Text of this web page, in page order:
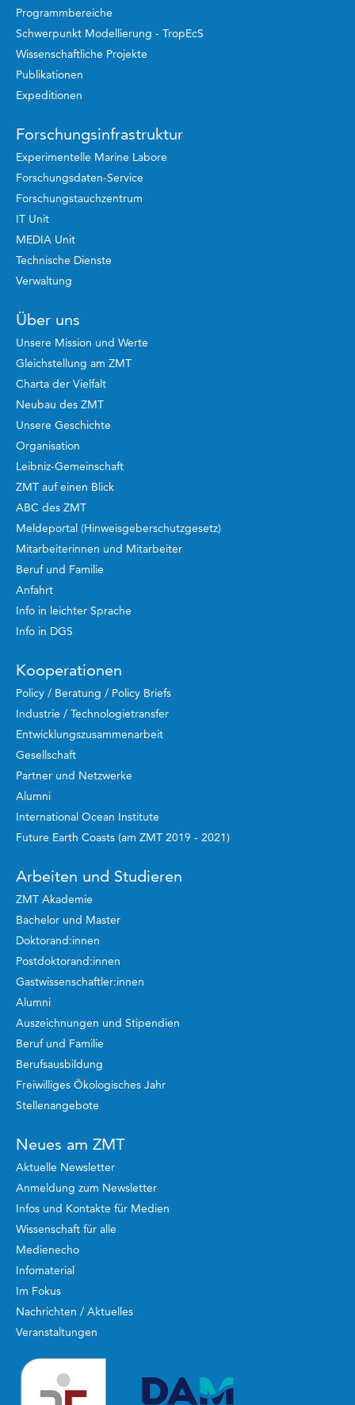
Programmbereiche
Schwerpunkt Modellierung - TropEcS
Wissenschaftliche Projekte
Publikationen
Expeditionen
Forschungsinfrastruktur
Experimentelle Marine Labore
Forschungsdaten-Service
Forschungstauchzentrum
IT Unit
MEDIA Unit
Technische Dienste
Verwaltung
Über uns
Unsere Mission und Werte
Gleichstellung am ZMT
Charta der Vielfalt
Neubau des ZMT
Unsere Geschichte
Organisation
Leibniz-Gemeinschaft
ZMT auf einen Blick
ABC des ZMT
Meldeportal (Hinweisgeberschutzgesetz)
Mitarbeiterinnen und Mitarbeiter
Beruf und Familie
Anfahrt
Info in leichter Sprache
Info in DGS
Kooperationen
Policy / Beratung / Policy Briefs
Industrie / Technologietransfer
Entwicklungszusammenarbeit
Gesellschaft
Partner und Netzwerke
Alumni
International Ocean Institute
Future Earth Coasts (am ZMT 2019 - 2021)
Arbeiten und Studieren
ZMT Akademie
Bachelor und Master
Doktorand:innen
Postdoktorand:innen
Gastwissenschaftler:innen
Alumni
Auszeichnungen und Stipendien
Beruf und Familie
Berufsausbildung
Freiwilliges Ökologisches Jahr
Stellenangebote
Neues am ZMT
Aktuelle Newsletter
Anmeldung zum Newsletter
Infos und Kontakte für Medien
Wissenschaft für alle
Medienecho
Infomaterial
Im Fokus
Nachrichten / Aktuelles
Veranstaltungen